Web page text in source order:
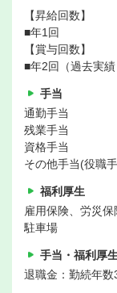
【昇給回数】
■年1回
【賞与回数】
■年2回（過去実
手当
通勤手当
残業手当
資格手当
その他手当(役職
福利厚生
雇用保険、労災
駐車場
手当・福利厚
退職金：勤続年数